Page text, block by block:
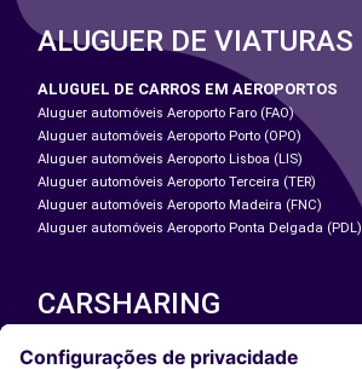
ALUGUER DE VIATURAS
ALUGUEL DE CARROS EM AEROPORTOS
Aluguer automóveis Aeroporto Faro (FAO)
Aluguer automóveis Aeroporto Porto (OPO)
Aluguer automóveis Aeroporto Lisboa (LIS)
Aluguer automóveis Aeroporto Terceira (TER)
Aluguer automóveis Aeroporto Madeira (FNC)
Aluguer automóveis Aeroporto Ponta Delgada (PDL)
CARSHARING
NOSSAS CIDADES